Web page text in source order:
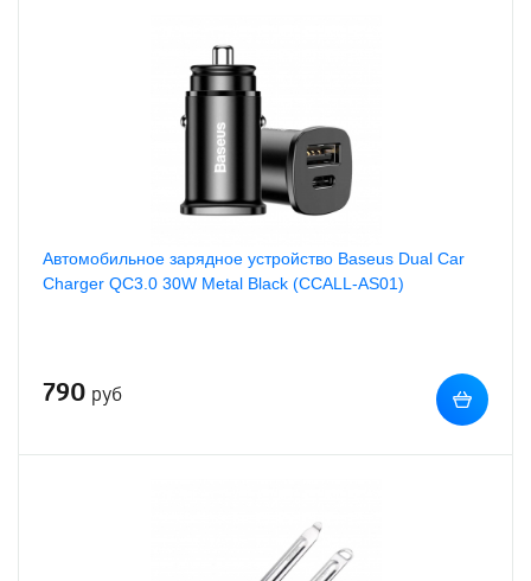
Автомобильное зарядное устройство Baseus Dual Car
Charger QC3.0 30W Metal Black (CCALL-AS01)
790 руб